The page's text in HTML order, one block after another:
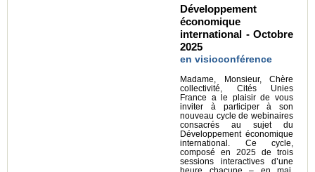
Développement
économique
international - Octobre
2025
en visioconférence
Madame, Monsieur, Chère
collectivité, Cités Unies
France a le plaisir de vous
inviter à participer à son
nouveau cycle de webinaires
consacrés au sujet du
Développement économique
international. Ce cycle,
composé en 2025 de trois
sessions interactives d’une